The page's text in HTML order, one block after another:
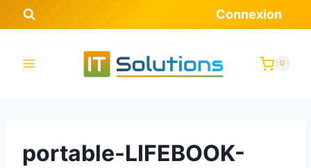
Aller
au
Connexion
0
portable-LIFEBOOK-